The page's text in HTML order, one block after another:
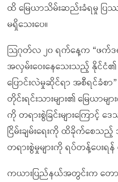
ထိ မြေယာသိမ်းဆည်းခံရမှု ပြဿန
မရှိသေးပေ။
သြဂုတ်လ ၂၀ ရက်နေ့က “ဖက်ဒ
အလှမ်းဝေးနေသေးသည့် နိုင်ငံ၏
ပြောင်းလဲမှုဆိုင်ရာ အစီရင်ခံစာ
တိုင်းရင်းသားများ၏ မြေယာမျ
ကို တရားစွဲခြင်းများကြောင့်
ငြိမ်းချမ်းရေးကို ထိခိုက်စေ
တရားစွဲမှုများကို ရပ်တန့်ပေး
ကယားပြည်နယ်အတွင်းက တော